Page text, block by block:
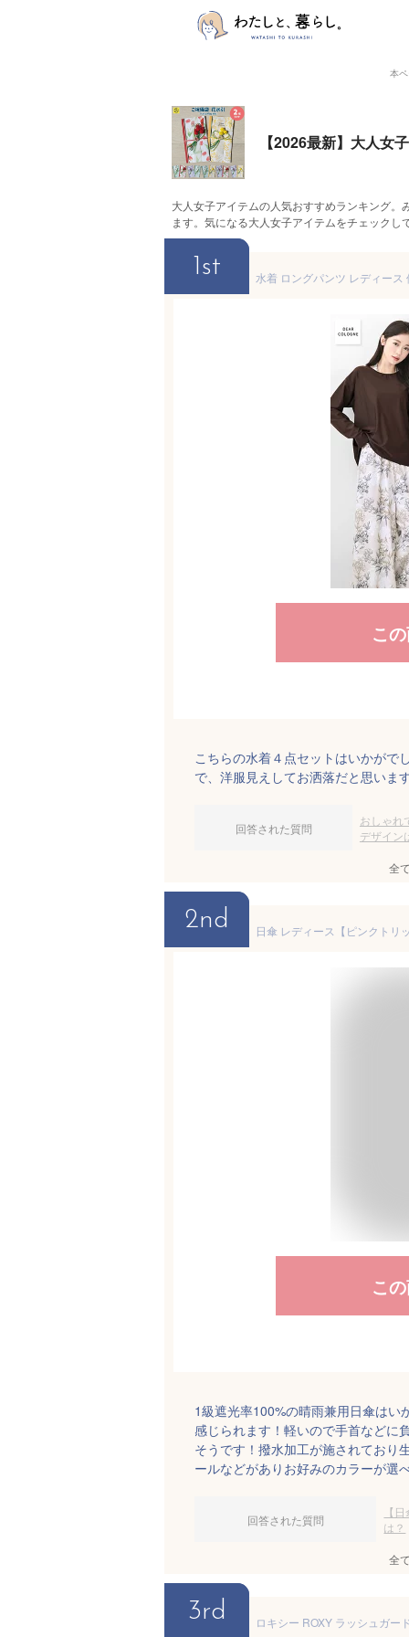
本
【2026最新】大人女
大人女子アイテムの人気おすすめランキング
ます。気になる大人女子アイテムをチェックし
1st
こ
こちらの水着４点セットはいかがで
で、洋服見えしてお洒落だと思いま
回答された質問
おしゃれ
デザイン
全
2nd
こ
1級遮光率100%の晴雨兼用日傘は
感じられます！軽いので手首などに
そうです！撥水加工が施されており
ールなどがありお好みのカラーが選
回答された質問
【
は？
全
3rd